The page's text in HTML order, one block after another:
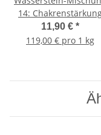
14:
200g
11,90 € *
119,00 € pro 1 kg